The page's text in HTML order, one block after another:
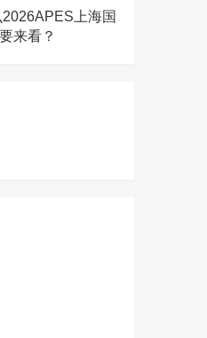
上海国
来看？